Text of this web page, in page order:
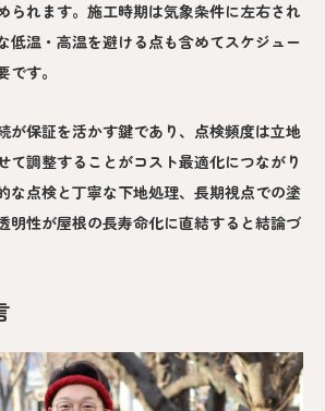
られます。施工時期は気象条件に左右され
低温・高温を避ける点も含めてスケジュー
す。
が保証を活かす鍵であり、点検頻度は立地
て調整することがコスト最適化につながり
な点検と丁寧な下地処理、長期視点での塗
明性が屋根の長寿命化に直結すると結論づ